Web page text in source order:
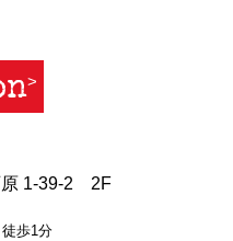
原 1-39-2 2F
歩1分